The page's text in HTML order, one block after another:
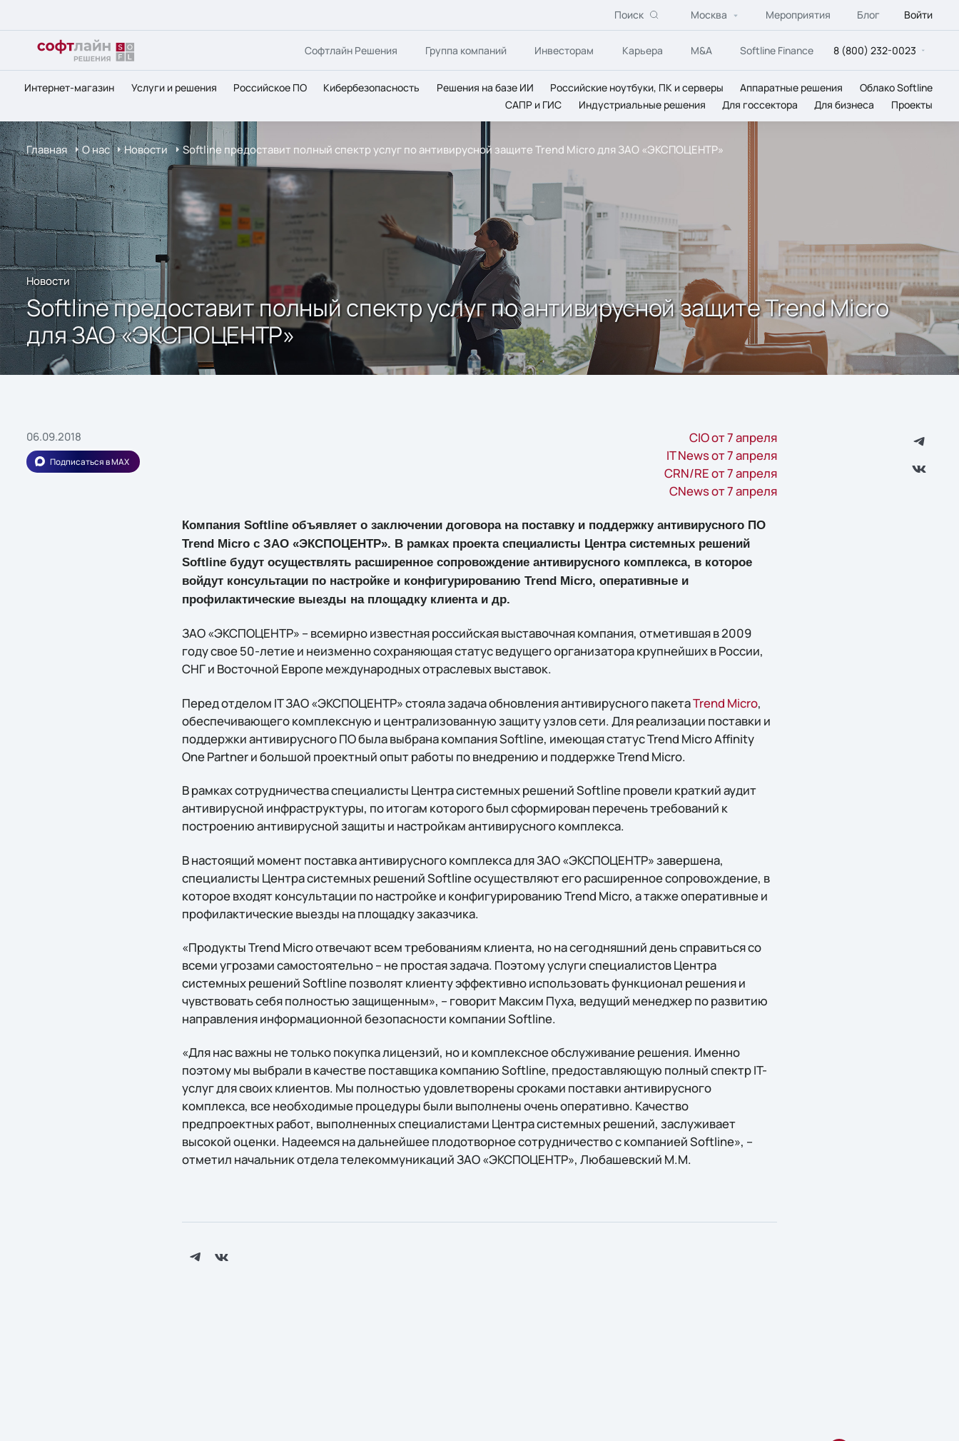
Поиск Москва Мероприятия Блог Войти
Софтлайн Решения Группа компаний Инвесторам Карьера M&A Softline Finance 8 (800) 232-0023
Интернет-магазин Услуги и решения Российское ПО Кибербезопасность Решения на базе ИИ Российские ноутбуки, ПК и серверы Аппаратные решения
Облако Softline
САПР и ГИС
Индустриальные решения Для госсектора Для бизнеса Проекты
Главная О нас Новости Softline предоставит полный спектр услуг по антивирусной защите Trend Micro для ЗАО «ЭКСПОЦЕНТР»
Новости
Softline предоставит полный спектр услуг по антивирусной защите Trend Micro
для ЗАО «ЭКСПОЦЕНТР»
06.09.2018
Подписаться в MAX
CIO от 7 апреля
IT News от 7 апреля
CRN/RE от 7 апреля
CNews от 7 апреля
Компания Softline объявляет о заключении договора на поставку и поддержку антивирусного ПО
Trend Micro с ЗАО «ЭКСПОЦЕНТР». В рамках проекта специалисты Центра системных решений
Softline будут осуществлять расширенное сопровождение антивирусного комплекса, в которое
войдут консультации по настройке и конфигурированию Trend Micro, оперативные и
профилактические выезды на площадку клиента и др.
ЗАО «ЭКСПОЦЕНТР» – всемирно известная российская выставочная компания, отметившая в 2009
году свое 50-летие и неизменно сохраняющая статус ведущего организатора крупнейших в России,
СНГ и Восточной Европе международных отраслевых выставок.
Перед отделом IT ЗАО «ЭКСПОЦЕНТР» стояла задача обновления антивирусного пакетаTrend Micro,
обеспечивающего комплексную и централизованную защиту узлов сети. Для реализации поставки и
поддержки антивирусного ПО была выбрана компания Softline, имеющая статус Trend Micro Affinity
One Partner и большой проектный опыт работы по внедрению и поддержке Trend Micro.
В рамках сотрудничества специалисты Центра системных решений Softline провели краткий аудит
антивирусной инфраструктуры, по итогам которого был сформирован перечень требований к
построению антивирусной защиты и настройкам антивирусного комплекса.
В настоящий момент поставка антивирусного комплекса для ЗАО «ЭКСПОЦЕНТР» завершена,
специалисты Центра системных решений Softline осуществляют его расширенное сопровождение, в
которое входят консультации по настройке и конфигурированию Trend Micro, а также оперативные и
профилактические выезды на площадку заказчика.
«Продукты Trend Micro отвечают всем требованиям клиента, но на сегодняшний день справиться со
всеми угрозами самостоятельно – не простая задача. Поэтому услуги специалистов Центра
системных решений Softline позволят клиенту эффективно использовать функционал решения и
чувствовать себя полностью защищенным», – говорит Максим Пуха, ведущий менеджер по развитию
направления информационной безопасности компании Softline.
«Для нас важны не только покупка лицензий, но и комплексное обслуживание решения. Именно
поэтому мы выбрали в качестве поставщика компанию Softline, предоставляющую полный спектр IT-
услуг для своих клиентов. Мы полностью удовлетворены сроками поставки антивирусного
комплекса, все необходимые процедуры были выполнены очень оперативно. Качество
предпроектных работ, выполненных специалистами Центра системных решений, заслуживает
высокой оценки. Надеемся на дальнейшее плодотворное сотрудничество с компанией Softline», –
отметил начальник отдела телекоммуникаций ЗАО «ЭКСПОЦЕНТР», Любашевский М.М.